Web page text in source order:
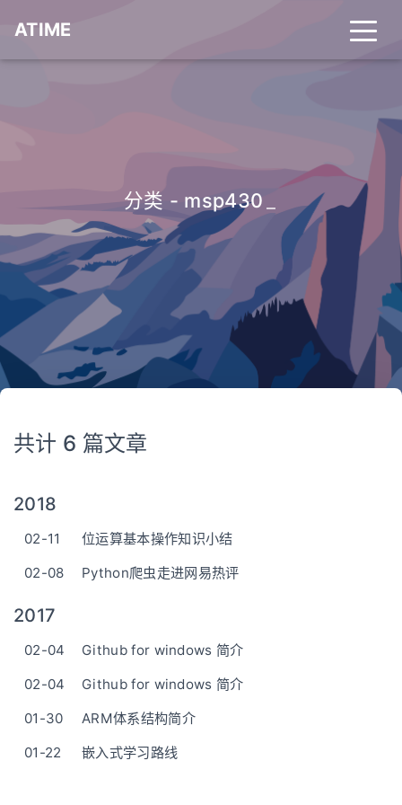
ATIME
分类 - msp430
共计 6 篇文章
2018
02-11
位运算基本操作知识小结
02-08
Python爬虫走进网易热评
2017
02-04
Github for windows 简介
02-04
Github for windows 简介
01-30
ARM体系结构简介
01-22
嵌入式学习路线